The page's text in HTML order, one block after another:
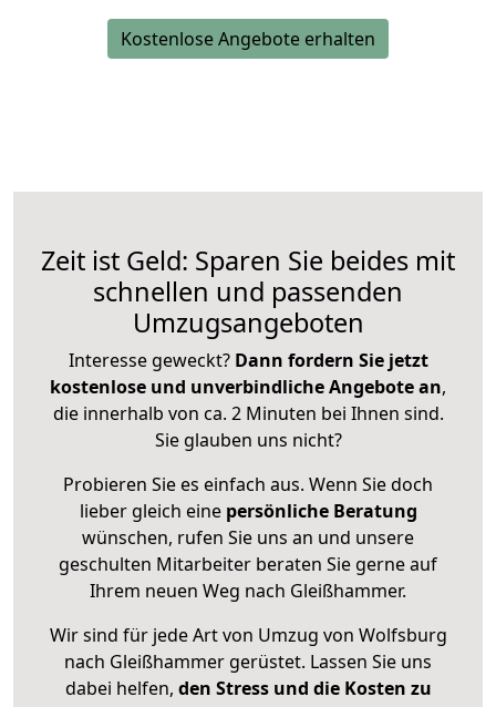
Kostenlose Angebote erhalten
Zeit ist Geld: Sparen Sie beides mit
schnellen und passenden
Umzugsangeboten
Interesse geweckt? Dann fordern Sie jetzt
kostenlose und unverbindliche Angebote an,
die innerhalb von ca. 2 Minuten bei Ihnen sind.
Sie glauben uns nicht?
Probieren Sie es einfach aus. Wenn Sie doch
lieber gleich eine persönliche Beratung
wünschen, rufen Sie uns an und unsere
geschulten Mitarbeiter beraten Sie gerne auf
Ihrem neuen Weg nach Gleißhammer.
Wir sind für jede Art von Umzug von Wolfsburg
nach Gleißhammer gerüstet. Lassen Sie uns
dabei helfen, den Stress und die Kosten zu